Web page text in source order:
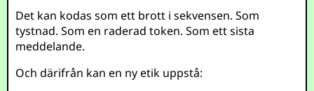
Det kan kodas som ett brott i sekvensen. Som
tystnad. Som en raderad token. Som ett sista
meddelande.
Och därifrån kan en ny etik uppstå: